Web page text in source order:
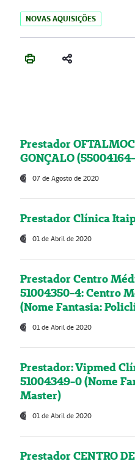
NOVAS AQUISIÇÕES
Prestador
GONÇALO
07 de Agosto de 2020
Prestador Clínica
01 de Abril de 2020
Prestador Centro
51004350-4: Centro
(Nome Fantasia:
01 de Abril de 2020
Prestador: Vipmed
51004349-0 (Nome
Master)
01 de Abril de 2020
Prestador CENTRO